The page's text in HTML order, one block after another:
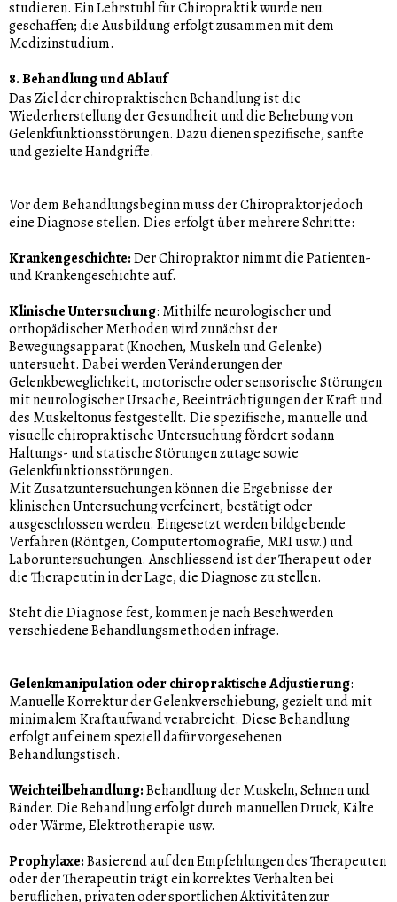
studieren. Ein Lehrstuhl für Chiropraktik wurde neu
geschaffen; die Ausbildung erfolgt zusammen mit dem
Medizinstudium.
8. Behandlung und Ablauf
Das Ziel der chiropraktischen Behandlung ist die
Wiederherstellung der Gesundheit und die Behebung von
Gelenkfunktionsstörungen. Dazu dienen spezifische, sanfte
und gezielte Handgriffe.
Vor dem Behandlungsbeginn muss der Chiropraktor jedoch
eine Diagnose stellen. Dies erfolgt über mehrere Schritte:
Krankengeschichte:Der Chiropraktor nimmt die Patienten-
und Krankengeschichte auf.
Klinische Untersuchung: Mithilfe neurologischer und
orthopädischer Methoden wird zunächst der
Bewegungsapparat (Knochen, Muskeln und Gelenke)
untersucht. Dabei werden Veränderungen der
Gelenkbeweglichkeit, motorische oder sensorische Störungen
mit neurologischer Ursache, Beeinträchtigungen der Kraft und
des Muskeltonus festgestellt. Die spezifische, manuelle und
visuelle chiropraktische Untersuchung fördert sodann
Haltungs- und statische Störungen zutage sowie
Gelenkfunktionsstörungen.
Mit Zusatzuntersuchungen können die Ergebnisse der
klinischen Untersuchung verfeinert, bestätigt oder
ausgeschlossen werden. Eingesetzt werden bildgebende
Verfahren (Röntgen, Computertomografie, MRI usw.) und
Laboruntersuchungen. Anschliessend ist der Therapeut oder
die Therapeutin in der Lage, die Diagnose zu stellen.
Steht die Diagnose fest, kommen je nach Beschwerden
verschiedene Behandlungsmethoden infrage.
Gelenkmanipulation oder chiropraktische Adjustierung:
Manuelle Korrektur der Gelenkverschiebung, gezielt und mit
minimalem Kraftaufwand verabreicht. Diese Behandlung
erfolgt auf einem speziell dafür vorgesehenen
Behandlungstisch.
Weichteilbehandlung:Behandlung der Muskeln, Sehnen und
Bänder. Die Behandlung erfolgt durch manuellen Druck, Kälte
oder Wärme, Elektrotherapie usw.
Prophylaxe:Basierend auf den Empfehlungen des Therapeuten
oder der Therapeutin trägt ein korrektes Verhalten bei
beruflichen, privaten oder sportlichen Aktivitäten zur